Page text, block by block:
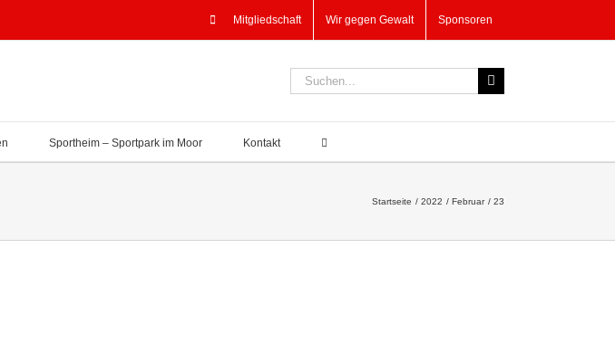
Mitgliedschaft Wir gegen Gewalt Sponsoren
Suche
nach:
Sportheim – Sportpark im Moor Kontakt
Startseite 2022 Februar 23